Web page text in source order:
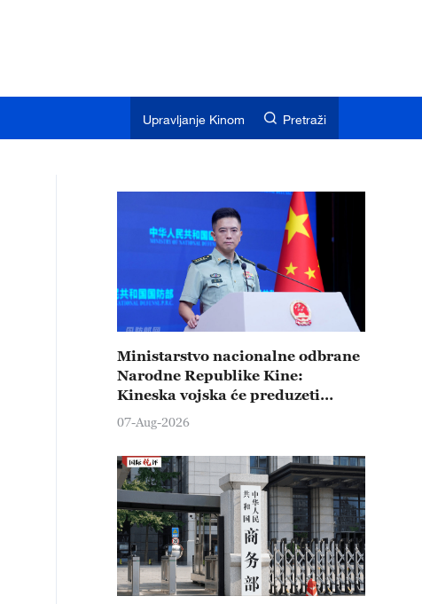
Upravljanje Kinom Pretraži
Ministarstvo nacionalne odbrane
Narodne Republike Kine:
Kineska vojska će preduzeti
čvrste kontramere protiv svih
provokativnih pokušaja
izazivanja nemira
07-Aug-2026